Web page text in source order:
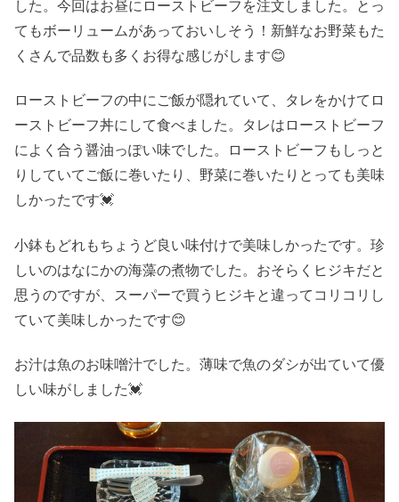
した。今回はお昼にローストビーフを注文しました。とっ
てもボーリュームがあっておいしそう！新鮮なお野菜もた
くさんで品数も多くお得な感じがします😊
ローストビーフの中にご飯が隠れていて、タレをかけてロ
ーストビーフ丼にして食べました。タレはローストビーフ
によく合う醤油っぽい味でした。ローストビーフもしっと
りしていてご飯に巻いたり、野菜に巻いたりとっても美味
しかったです💓
小鉢もどれもちょうど良い味付けで美味しかったです。珍
しいのはなにかの海藻の煮物でした。おそらくヒジキだと
思うのですが、スーパーで買うヒジキと違ってコリコリし
ていて美味しかったです😊
お汁は魚のお味噌汁でした。薄味で魚のダシが出ていて優
しい味がしました💓